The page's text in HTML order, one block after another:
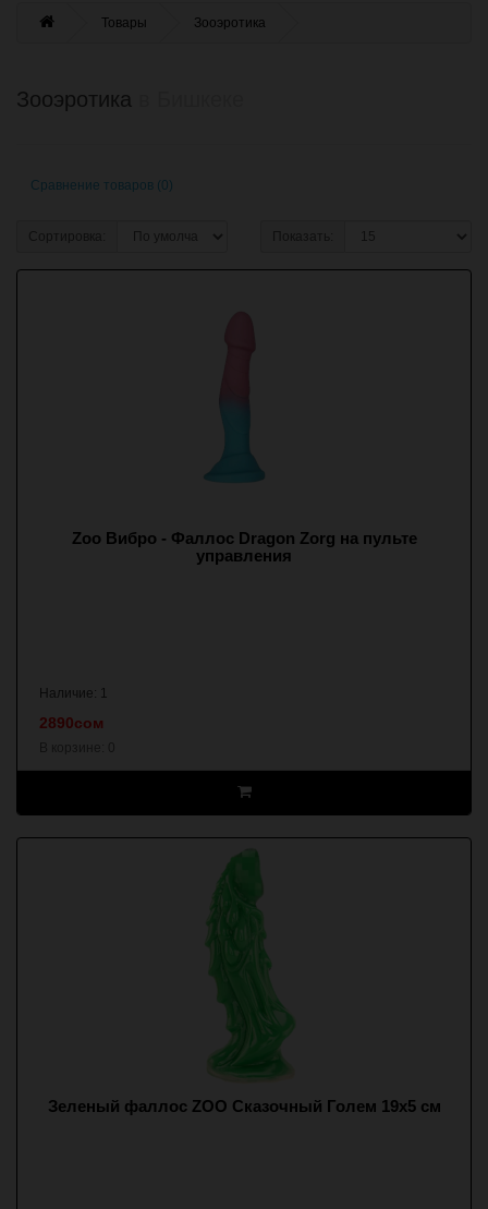
Товары Зооэротика
Зооэротика
Сравнение товаров (0)
Сортировка: Показать:
Zoo Вибро - Фаллос Dragon Zorg на пульте
управления
Наличие: 1
2890сом
Зеленый фаллос ZOO Сказочный Голем 19х5 см